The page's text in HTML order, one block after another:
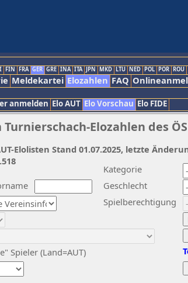
FIN FRA GER GRE INA ITA JPN MKD LTU NED POL POR ROU
Meldekartei Elozahlen FAQ
anmelden Elo AUT Elo Vorschau Elo FIDE
Elozahlen des
Kategorie
Geschlecht
Spieler (Land=AUT)
Spielberechtigung
Elolisten Stand 01.07.2025, letzte